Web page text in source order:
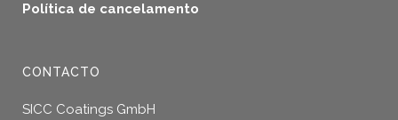
Política de cancelamento
CONTACTO
SICC Coatings GmbH